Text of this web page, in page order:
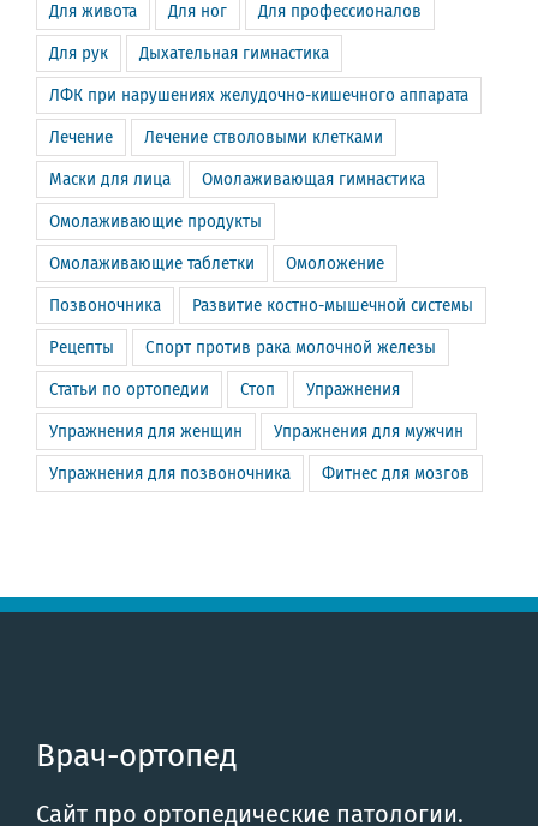
Для живота Для ног Для профессионалов
Для рук Дыхательная гимнастика
ЛФК при нарушениях желудочно-кишечного аппарата
Лечение Лечение стволовыми клетками
Маски для лица Омолаживающая гимнастика
Омолаживающие продукты
Омолаживающие таблетки Омоложение
Позвоночника Развитие костно-мышечной системы
Рецепты Спорт против рака молочной железы
Статьи по ортопедии Стоп Упражнения
Упражнения для женщин Упражнения для мужчин
Упражнения для позвоночника Фитнес для мозгов
Врач-ортопед
Сайт про ортопедические патологии.